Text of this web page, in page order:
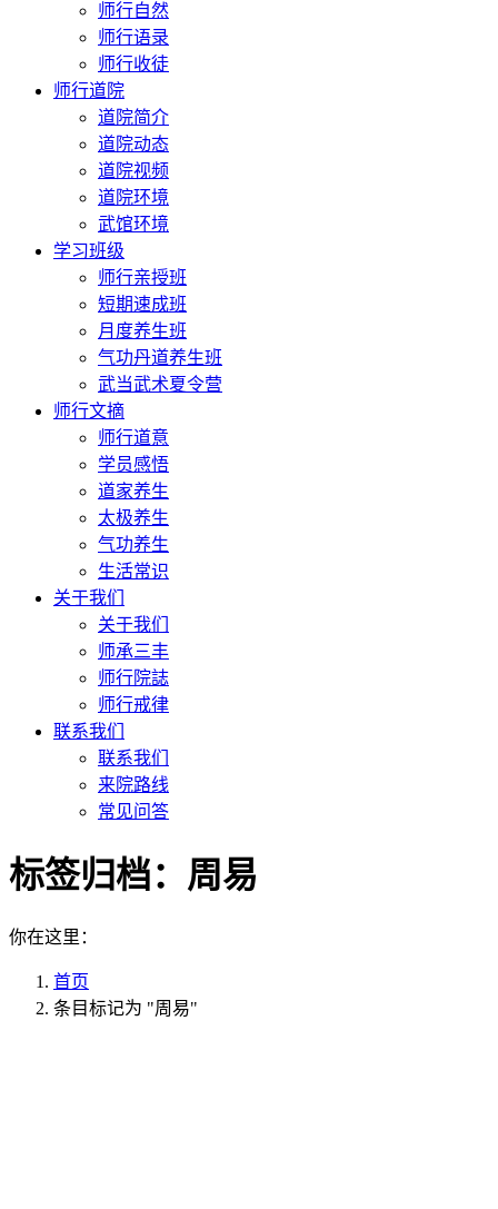
师行自然
师行语录
师行收徒
师行道院
道院简介
道院动态
道院视频
道院环境
武馆环境
学习班级
师行亲授班
短期速成班
月度养生班
气功丹道养生班
武当武术夏令营
师行文摘
师行道意
学员感悟
道家养生
太极养生
气功养生
生活常识
关于我们
关于我们
师承三丰
师行院誌
师行戒律
联系我们
联系我们
来院路线
常见问答
标签归档： 周易
你在这里：
首页
条目标记为 "周易"